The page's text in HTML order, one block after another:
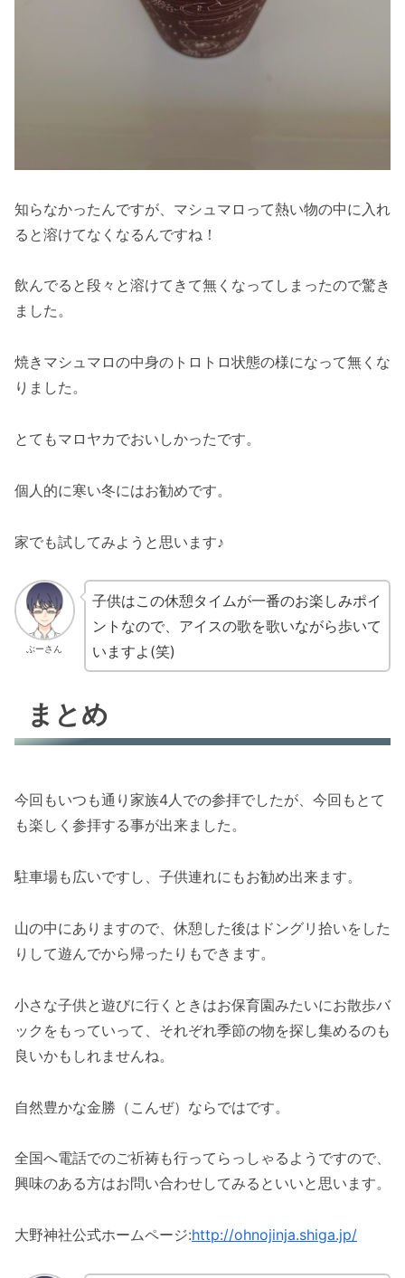
知らなかったんですが、マシュマロって熱い物の中に入れ
ると溶けてなくなるんですね！
飲んでると段々と溶けてきて無くなってしまったので驚き
ました。
焼きマシュマロの中身のトロトロ状態の様になって無くな
りました。
とてもマロヤカでおいしかったです。
個人的に寒い冬にはお勧めです。
家でも試してみようと思います♪
ぶーさん
子供はこの休憩タイムが一番のお楽しみポイ
ントなので、アイスの歌を歌いながら歩いて
いますよ(笑)
まとめ
今回もいつも通り家族4人での参拝でしたが、今回もとて
も楽しく参拝する事が出来ました。
駐車場も広いですし、子供連れにもお勧め出来ます。
山の中にありますので、休憩した後はドングリ拾いをした
りして遊んでから帰ったりもできます。
小さな子供と遊びに行くときはお保育園みたいにお散歩バ
ックをもっていって、それぞれ季節の物を探し集めるのも
良いかもしれませんね。
自然豊かな金勝（こんぜ）ならではです。
全国へ電話でのご祈祷も行ってらっしゃるようですので、
興味のある方はお問い合わせしてみるといいと思います。
大野神社公式ホームページ:http://ohnojinja.shiga.jp/